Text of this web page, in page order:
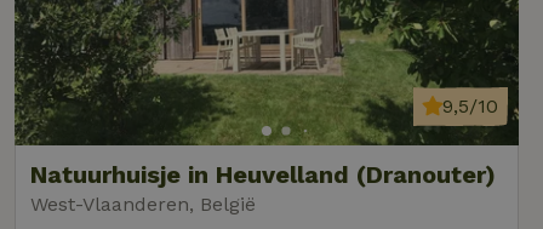
Natuurhuisje in Heuvelland (Dranouter)
West-Vlaanderen, België
9,5/10